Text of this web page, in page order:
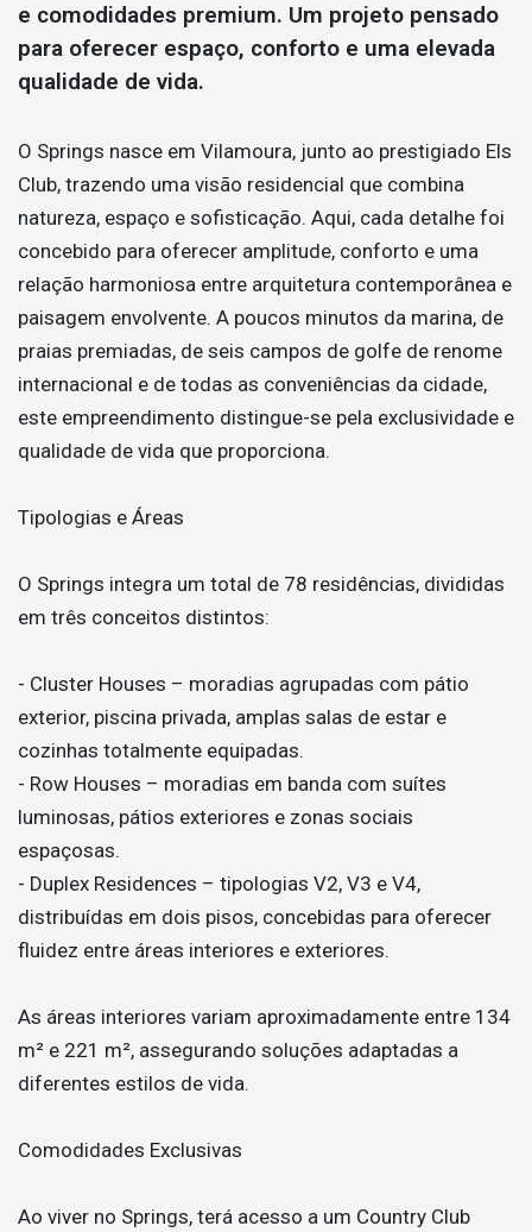
e comodidades premium. Um projeto pensado
para oferecer espaço, conforto e uma elevada
qualidade de vida.
O Springs nasce em Vilamoura, junto ao prestigiado Els
Club, trazendo uma visão residencial que combina
natureza, espaço e sofisticação. Aqui, cada detalhe foi
concebido para oferecer amplitude, conforto e uma
relação harmoniosa entre arquitetura contemporânea e
paisagem envolvente. A poucos minutos da marina, de
praias premiadas, de seis campos de golfe de renome
internacional e de todas as conveniências da cidade,
este empreendimento distingue-se pela exclusividade e
qualidade de vida que proporciona.
Tipologias e Áreas
O Springs integra um total de 78 residências, divididas
em três conceitos distintos:
- Cluster Houses – moradias agrupadas com pátio
exterior, piscina privada, amplas salas de estar e
cozinhas totalmente equipadas.
- Row Houses – moradias em banda com suítes
luminosas, pátios exteriores e zonas sociais
espaçosas.
- Duplex Residences – tipologias V2, V3 e V4,
distribuídas em dois pisos, concebidas para oferecer
fluidez entre áreas interiores e exteriores.
As áreas interiores variam aproximadamente entre 134
m² e 221 m², assegurando soluções adaptadas a
diferentes estilos de vida.
Comodidades Exclusivas
Ao viver no Springs, terá acesso a um Country Club